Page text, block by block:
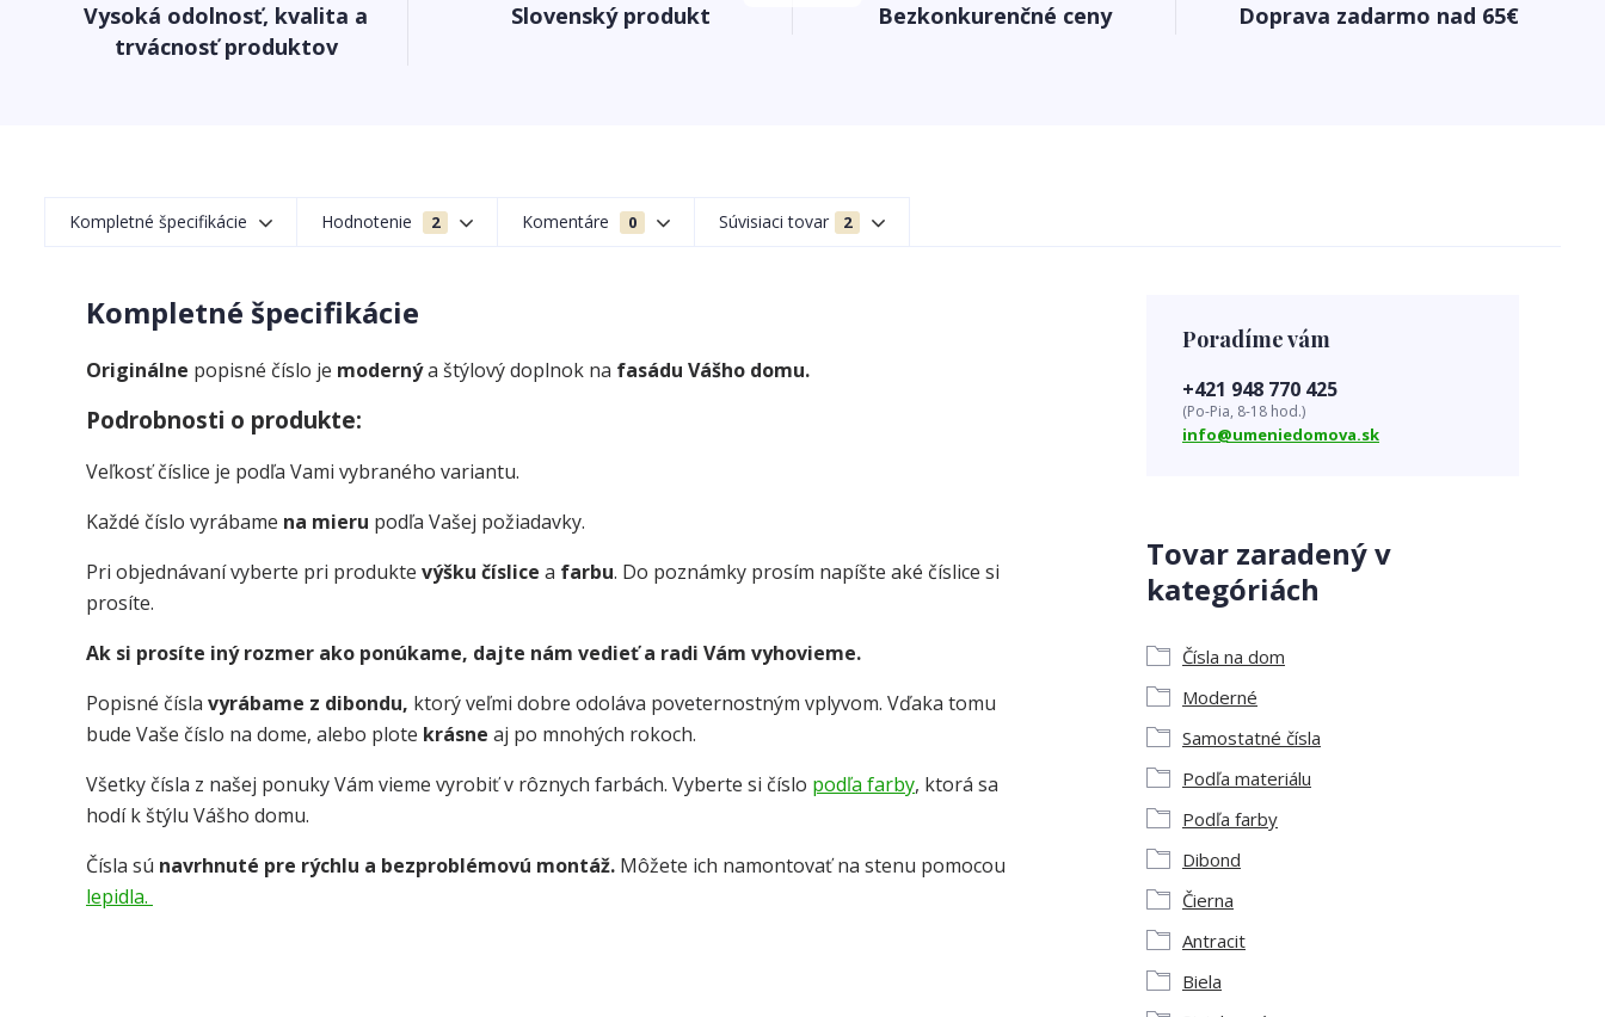
Vysoká odolnosť, kvalita a
trvácnosť produktov
Slovenský produkt Bezkonkurenčné ceny Doprava zadarmo nad 65€
Kompletné špecifikácie Hodnotenie 2 Komentáre 0 Súvisiaci tovar 2
Kompletné špecifikácie
Originálne popisné číslo je modernýa štýlový doplnok na fasádu Vášho domu.
Podrobnosti o produkte:
Veľkosť číslice je podľa Vami vybraného variantu.
Každé číslo vyrábame na mieru podľa Vašej požiadavky.
Pri objednávaní vyberte pri produkte výšku číslice a farbu. Do poznámky prosím napíšte aké číslice si
prosíte.
Ak si prosíte iný rozmer ako ponúkame, dajte nám vedieť a radi Vám vyhovieme.
Popisné čísla vyrábame z dibondu, ktorý veľmi dobre odoláva poveternostným vplyvom. Vďaka tomu
bude Vaše číslo na dome, alebo plote krásne aj po mnohých rokoch.
Všetky čísla z našej ponuky Vám vieme vyrobiť v rôznych farbách. Vyberte si číslo podľa farby, ktorá sa
hodí k štýlu Vášho domu.
Čísla sú navrhnuté pre rýchlu a bezproblémovú montáž. Môžete ich namontovať na stenu pomocou
lepidla.
Tovar zaradený v
kategóriách
Čísla na dom
Moderné
Samostatné čísla
Podľa materiálu
Podľa farby
Dibond
Čierna
Antracit
Biela
Poradíme vám
+421 948 770 425
(Po-Pia, 8-18 hod.)
info@umeniedomova.sk